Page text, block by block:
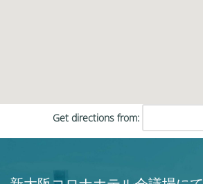
Get directions from: